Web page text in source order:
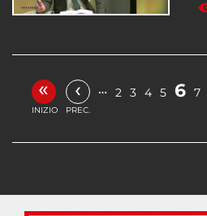
«
INIZIO
‹
PREC.
… 2 3 4 5 6 7